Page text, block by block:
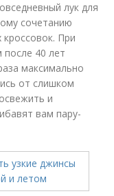
лук для
сочетанию
При
40 лет
максимально
от слишком
и
вам пару-